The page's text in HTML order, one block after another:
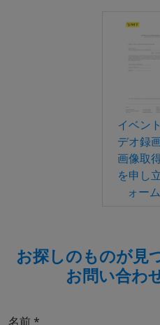
イベン
デオ録
画像取
を申し
ォー
お探しのものが見
お問い合わ
名前 *